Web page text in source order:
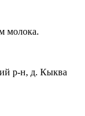
молока.
р-н, д. Кыква